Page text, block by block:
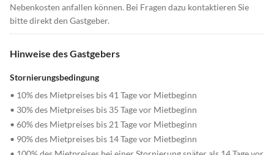
Nebenkosten anfallen können. Bei Fragen dazu kontaktieren Sie
bitte direkt den Gastgeber.
Hinweise des Gastgebers
Stornierungsbedingung
• 10% des Mietpreises bis 41 Tage vor Mietbeginn
• 30% des Mietpreises bis 35 Tage vor Mietbeginn
• 60% des Mietpreises bis 21 Tage vor Mietbeginn
• 90% des Mietpreises bis 14 Tage vor Mietbeginn